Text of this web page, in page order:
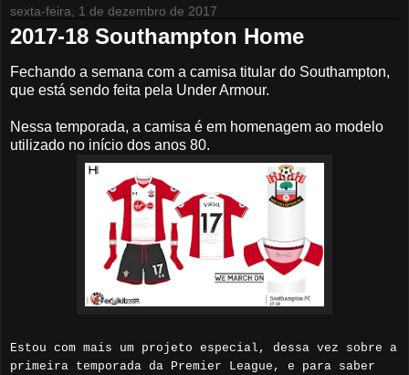
sexta-feira, 1 de dezembro de 2017
2017-18 Southampton Home
Fechando a semana com a camisa titular do Southampton,
que está sendo feita pela Under Armour.
Nessa temporada, a camisa é em homenagem ao modelo
utilizado no início dos anos 80.
Estou com mais um projeto especial, dessa vez sobre a
primeira temporada da Premier League, e para saber